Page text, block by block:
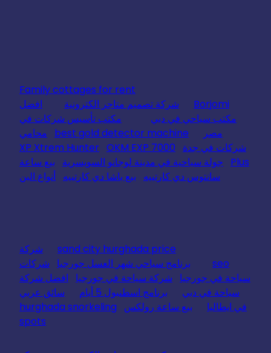
Family cottages for rent
Borjomi
شركة تصميم متاجر الكترونية
افضل
مكتب سياحي في دبي
مكتب تأسيس شركات في
مصر
best gold detector machine
محامي
شركات في جدة
XP Xtrem Hunter OKM EXP 7000
Plus
جولة سياحية في مدينة لوجانو السويسرية
بيع ساعة
سانتوس دي كارتييه
بيع باشا دي كارتييه أنواع البن
sand city hurghada price
شركة
seo
برنامج سياحي شهر العسل جورجيا
شركات
سياحة في جورجيا
شركة سياحة في جورجيا
افضل شركة
سياحة في دبي
برنامج اسطنبول 5 أيام
سائق عربي
في ايطاليا
بيع ساعة رولكس
hurghada snorkeling
spots